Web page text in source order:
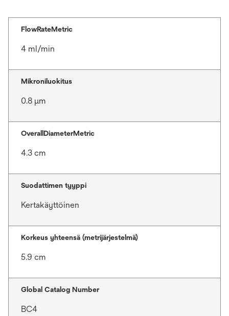
FlowRateMetric
4 ml/min
Mikroniluokitus
0.8 μm
OverallDiameterMetric
4.3 cm
Suodattimen tyyppi
Kertakäyttöinen
Korkeus yhteensä (metrijärjestelmä)
5.9 cm
Global Catalog Number
BC4